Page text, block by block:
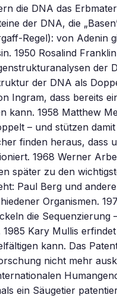
die DNA das
der DNA, die
Regel): von Adenin
1950 Rosalind
der
der DNA als
Ingram, dass bereits
kann. 1958 Matthew
– und stützen
finden heraus, dass
1968 Werner
später zu den
Paul Berg und
Organismen.
die Sequenzierung
1985 Kary Mullis
kann. Das
nicht mehr
ein Säugetier